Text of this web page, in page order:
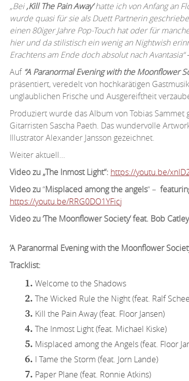
„Bei‚Kill The Pain Away‘hatte ich von Anfang an
wurde quasi für sie als Duett Partnerin
einen 80iger Jahre Pop-Touch hat oder für
hier und da stilistisch ein wenig an Nightwish
Erachtens am Ende doch absolut nach Avantasia“
Auf“A Paranormal Evening with the Moonflower
präsentiert, veredelt von hochkarätigen
unglaublichen Frische und Ausgereiftheit
Produziert wurde das Album von Tobias Sammet
Gitarristen Sascha Paeth. Das wundervolle
Illustrator Alexander Jansson gezeichnet.
Weiter aktuell…
Video zu „The Inmost Light“: https://youtu.be/
Video zu“Misplaced amongthe angels“ –
https://youtu.be/RRG0DO1YFicj
Videozu ‘The Moonflower Society‘ feat. Bob
‘A Paranormal Evening with the Moonflower
Tracklist:
Welcome to the Shadows
The Wicked Rule the Night (feat. Ralf
Kill the Pain Away (feat. Floor Jansen)
The Inmost Light (feat. Michael Kiske)
Misplaced among the Angels (feat. Floor
I Tame the Storm (feat. Jorn Lande)
Paper Plane (feat. Ronnie Atkins)